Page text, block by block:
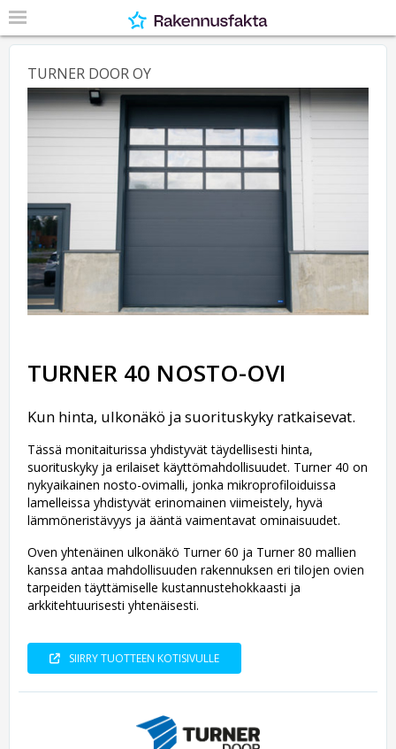
TURNER DOOR OY
TURNER 40 NOSTO-OVI
Kun hinta, ulkonäkö ja suorituskyky ratkaisevat.
Tässä monitaiturissa yhdistyvät täydellisesti hinta,
suorituskyky ja erilaiset käyttömahdollisuudet. Turner 40 on
nykyaikainen nosto-ovimalli, jonka mikroprofiloiduissa
lamelleissa yhdistyvät erinomainen viimeistely, hyvä
lämmöneristävyys ja ääntä vaimentavat ominaisuudet.
Oven yhtenäinen ulkonäkö Turner 60 ja Turner 80 mallien
kanssa antaa mahdollisuuden rakennuksen eri tilojen ovien
tarpeiden täyttämiselle kustannustehokkaasti ja
arkkitehtuurisesti yhtenäisesti.
SIIRRY TUOTTEEN KOTISIVULLE